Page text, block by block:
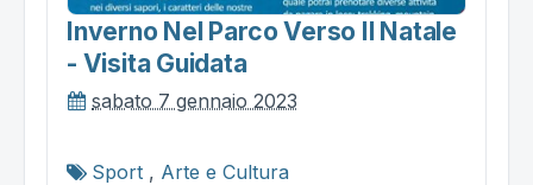
Inverno Nel Parco Verso Il Natale
- Visita Guidata
sabato 7 gennaio 2023
Sport , Arte e Cultura